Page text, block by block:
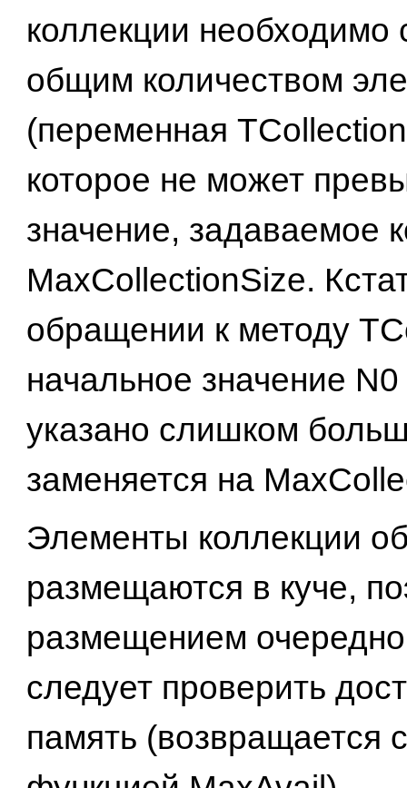
коллекции необходимо
общим количеством
(переменная
которое не может
значение, задаваемое
MaxCollectionSize.
обращении к методу
начальное значение
указано слишком
заменяется на
Элементы коллекции
размещаются в куче,
размещением
следует проверить
память (возвращается